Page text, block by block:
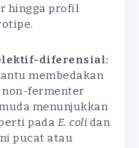
hingga profil
diferensial:
membedakan
fermenter
menunjukkan
pada E. coli dan
pucat atau